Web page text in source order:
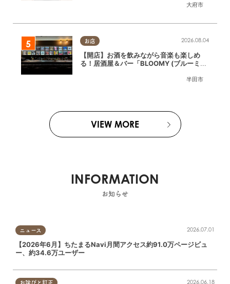
大府市
お店
半田市
2026.08.04
【開店】お酒を飲みながら音楽も楽しめ
る！居酒屋＆バー「BLOOMY (ブルーミ
VIEW MORE
INFORMATION
お知らせ
ニュース 2026.07.01
【2026年6月】ちたまるNavi月間アクセス約91.0万ページビュ
ー、約34.6万ユーザー
お詫びと訂正 2026.06.18